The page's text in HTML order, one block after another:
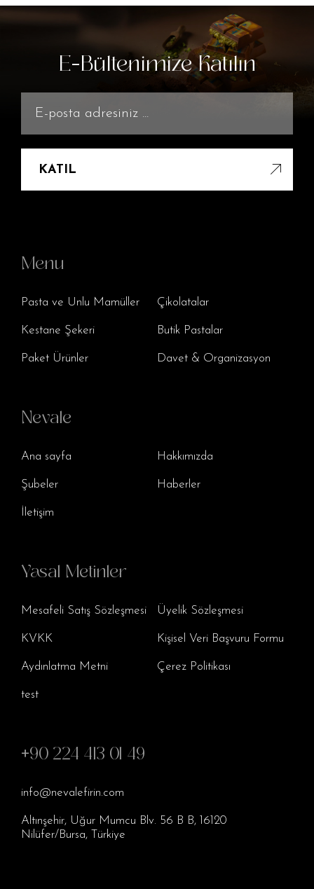
E-Bültenimize Katılın
KATIL
Menu
Pasta ve Unlu Mamüller Çikolatalar
Kestane Şekeri Butik Pastalar
Paket Ürünler Davet & Organizasyon
Nevale
Ana sayfa Hakkımızda
Şubeler Haberler
İletişim
Yasal Metinler
Mesafeli Satış Sözleşmesi Üyelik Sözleşmesi
KVKK Kişisel Veri Başvuru Formu
Aydınlatma Metni Çerez Politikası
test
+90 224 413 01 49
info@nevalefirin.com
Altınşehir, Uğur Mumcu Blv. 56 B B, 16120
Nilüfer/Bursa, Türkiye